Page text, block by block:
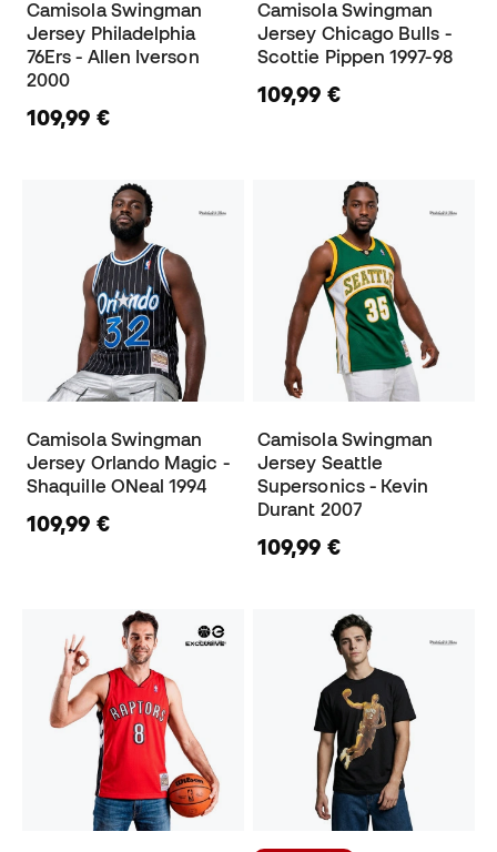
Camisola Swingman
Jersey Philadelphia
76Ers - Allen Iverson
2000
109,99 €
Camisola Swingman
Jersey Chicago Bulls -
Scottie Pippen 1997-98
109,99 €
Camisola Swingman
Jersey Orlando Magic -
Shaquille ONeal 1994
109,99 €
Camisola Swingman
Jersey Seattle
Supersonics - Kevin
Durant 2007
109,99 €